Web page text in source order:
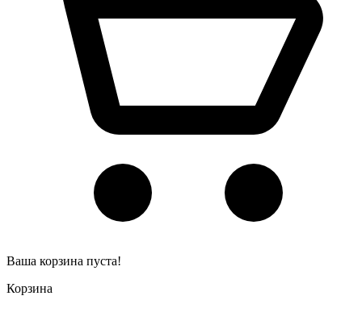
Ваша корзина пуста!
Корзина